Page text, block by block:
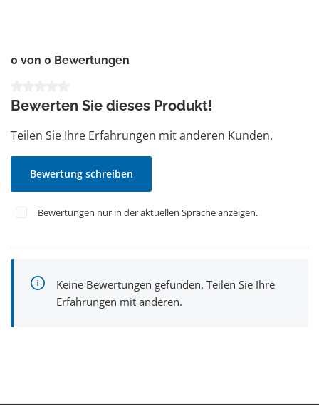
0 von 0 Bewertungen
Bewerten Sie dieses Produkt!
Teilen Sie Ihre Erfahrungen mit anderen Kunden.
Bewertung schreiben
Bewertungen nur in der aktuellen Sprache anzeigen.
Keine Bewertungen gefunden. Teilen Sie Ihre
Erfahrungen mit anderen.